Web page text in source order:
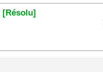
[Résolu]